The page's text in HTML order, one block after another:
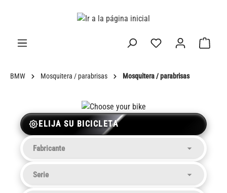
BMW Mosquitera / parabrisas Mosquitera / parabrisas
ELIJA SU BICICLETA